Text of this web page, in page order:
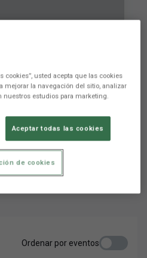
UD se lleva la
Belmonte
Ordenar por eventos
cookies”, usted acepta que las cookies
mejorar la navegación del sitio, analizar
nuestros estudios para marketing.
Aceptar todas las cookies
de cookies